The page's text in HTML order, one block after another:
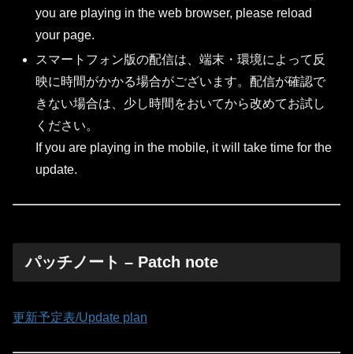
you are playing in the web browser, please reload
your page.
スマートフォン版の配信は、端末・環境によって反
映に時間がかかる場合がございます。配信が確認で
きない場合は、少し時間をおいてから改めてお試し
ください。
If you are playing in the mobile, it will take time for the
update.
パッチノート – Patch note
更新予定表/Update plan